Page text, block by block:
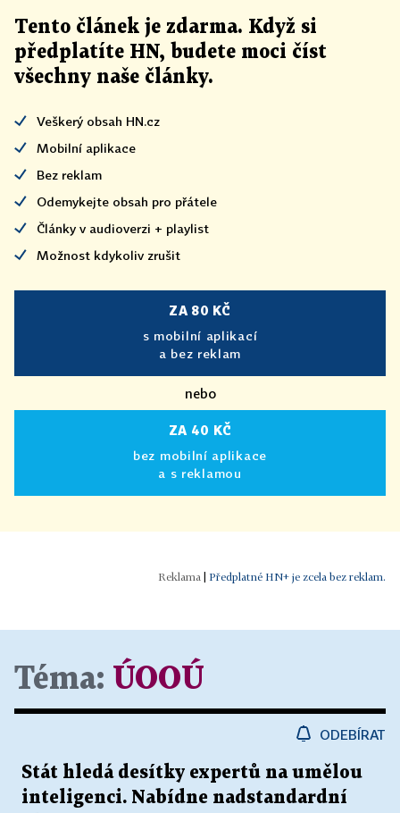
Tento článek je zdarma. Když si
předplatíte HN, budete moci číst
všechny naše články.
Veškerý obsah HN.cz
Mobilní aplikace
Bez reklam
Odemykejte obsah pro přátele
Články v audioverzi + playlist
Možnost kdykoliv zrušit
ZA 80 KČ
s mobilní aplikací
a bez reklam
nebo
ZA 40 KČ
bez mobilní aplikace
a s reklamou
Předplatné HN+ je zcela bez reklam.
Téma: ÚOOÚ
ODEBÍRAT
Stát hledá desítky expertů na umělou
inteligenci. Nabídne nadstandardní